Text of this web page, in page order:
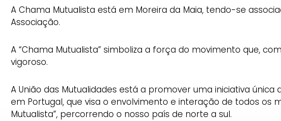
A Chama Mutualista está em Moreira da Maia, tendo-se
Associação.
A “Chama Mutualista” simboliza a força do movimento que,
vigoroso.
A União das Mutualidades está a promover uma iniciativa
em Portugal, que visa o envolvimento e interação de todos os
Mutualista”, percorrendo o nosso país de norte a sul.